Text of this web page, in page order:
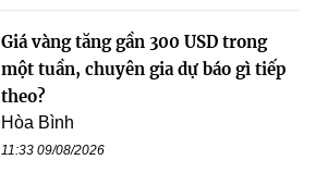
Giá vàng tăng gần 300 USD trong
một tuần, chuyên gia dự báo gì tiếp
theo?
Hòa Bình
11:33 09/08/2026